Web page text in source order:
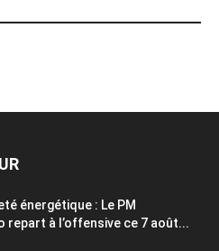
énergétique : Le PM
repart à l’offensive ce 7 août...